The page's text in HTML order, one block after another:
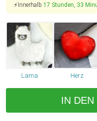
⚡Innerhalb 17 Stunden, 33
Lama Herz
IN DEN